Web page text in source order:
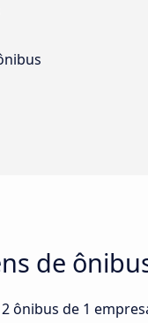
de
ônibus de 1